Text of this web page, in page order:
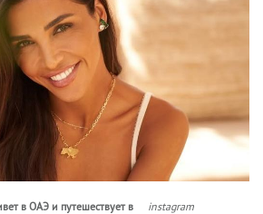
в ОАЭ и путешествует в
instagram